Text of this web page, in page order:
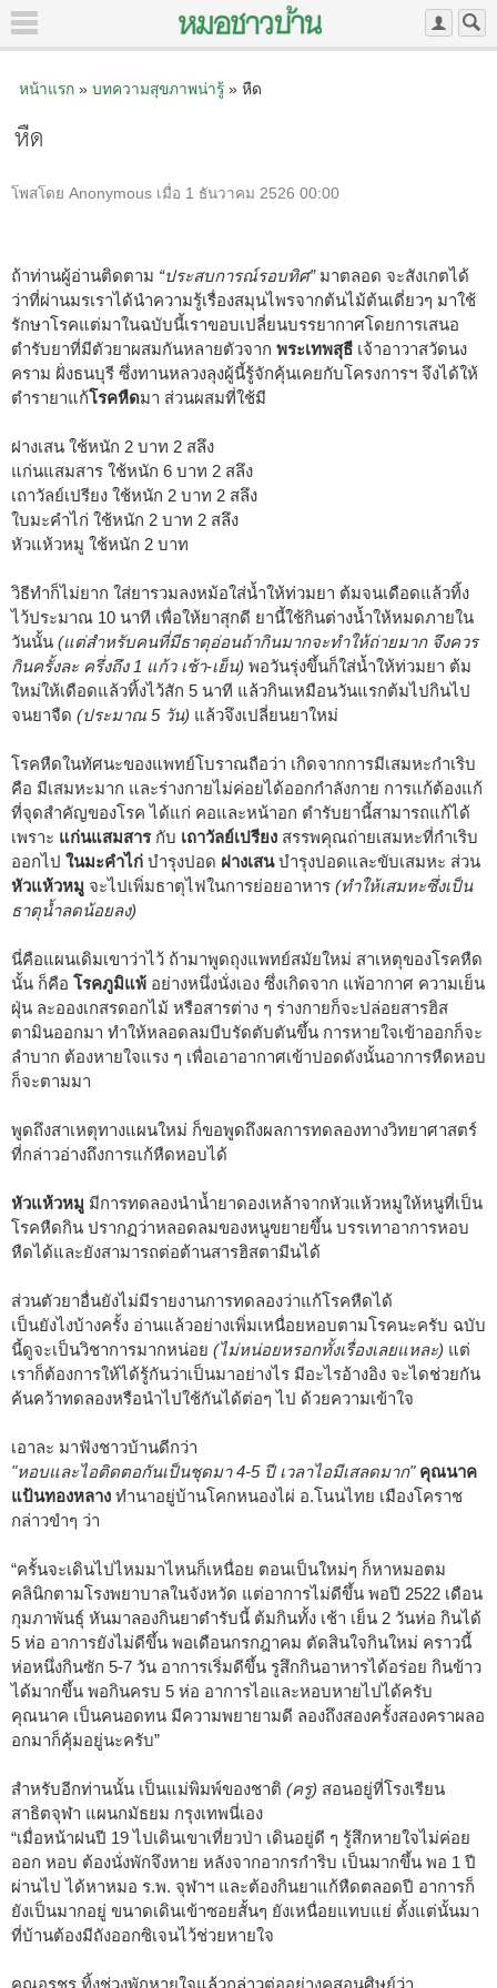
หน้าแรก» บทความสุขภาพน่ารู้» หืด
หืด
โพสโดย Anonymous เมื่อ 1 ธันวาคม 2526 00:00
ถ้าท่านผู้อ่านติดตาม “ประสบการณ์รอบทิศ”มาตลอด จะสังเกตได้
ว่าที่ผ่านมรเราได้นำความรู้เรื่องสมุนไพรจากต้นไม้ต้นเดี่ยวๆ มาใช้
รักษาโรคแต่มาในฉบับนี้เราขอบเปลี่ยนบรรยากาศโดยการเสนอ
ตำรับยาที่มีตัวยาผสมกันหลายตัวจาก พระเทพสุธี เจ้าอาวาสวัดนง
คราม ฝั่งธนบุรี ซึ่งทานหลวงลุงผู้นี้รู้จักคุ้นเคยกับโครงการฯ จึงได้ให้
ตำรายาแก้โรคหืดมา ส่วนผสมที่ใช้มี
ฝางเสน ใช้หนัก 2 บาท 2 สลึง
แก่นแสมสาร ใช้หนัก 6 บาท 2 สลึง
เถาวัลย์เปรียง ใช้หนัก 2 บาท 2 สลึง
ใบมะคำไก่ ใช้หนัก 2 บาท 2 สลึง
หัวแห้วหมู ใช้หนัก 2 บาท
วิธีทำก็ไม่ยาก ใส่ยารวมลงหม้อใส่น้ำให้ท่วมยา ต้มจนเดือดแล้วทิ้ง
ไว้ประมาณ 10 นาที เพื่อให้ยาสุกดี ยานี้ใช้กินต่างน้ำให้หมดภายใน
วันนั้น (แต่สำหรับคนที่มีธาตุอ่อนถ้ากินมากจะทำให้ถ่ายมาก จึงควร
กินครั้งละ ครึ่งถึง 1 แก้ว เช้า-เย็น) พอวันรุ่งขึ้นก็ใส่น้ำให้ท่วมยา ต้ม
ใหม่ให้เดือดแล้วทิ้งไว้สัก 5 นาที แล้วกินเหมือนวันแรกต้มไปกินไป
จนยาจืด (ประมาณ 5 วัน) แล้วจึงเปลี่ยนยาใหม่
โรคหืดในทัศนะของแพทย์โบราณถือว่า เกิดจากการมีเสมหะกำเริบ
คือ มีเสมหะมาก และร่างกายไม่ค่อยได้ออกกำลังกาย การแก้ต้องแก้
ที่จุดสำคัญของโรค ได้แก่ คอและหน้าอก ตำรับยานี้สามารถแก้ได้
เพราะ แก่นแสมสารกับ เถาวัลย์เปรียง สรรพคุณถ่ายเสมหะที่กำเริบ
ออกไป ในมะคำไก่ บำรุงปอด ฝางเสนบำรุงปอดและขับเสมหะ ส่วน
หัวแห้วหมู จะไปเพิ่มธาตุไฟในการย่อยอาหาร (ทำให้เสมหะซึ่งเป็น
ธาตุน้ำลดน้อยลง)
นี่คือแผนเดิมเขาว่าไว้ ถ้ามาพูดถุงแพทย์สมัยใหม่ สาเหตุของโรคหืด
นั้น ก็คือ โรคภูมิแพ้ อย่างหนึ่งนั่งเอง ซึ่งเกิดจาก แพ้อากาศ ความเย็น
ฝุ่น ละอองเกสรดอกไม้ หรือสารต่าง ๆ ร่างกายก็จะปล่อยสารฮิส
ตามินออกมา ทำให้หลอดลมบีบรัดตับตันขึ้น การหายใจเข้าออกก็จะ
ลำบาก ต้องหายใจแรง ๆ เพื่อเอาอากาศเข้าปอดดังนั้นอาการหืดหอบ
ก็จะตามมา
พูดถึงสาเหตุทางแผนใหม่ ก็ขอพูดถึงผลการทดลองทางวิทยาศาสตร์
ที่กล่าวอ่างถึงการแก้หืดหอบได้
หัวแห้วหมู มีการทดลองนำน้ำยาดองเหล้าจากหัวแห้วหมูให้หนูที่เป็น
โรคหืดกิน ปรากฏว่าหลอดลมของหนูขยายขึ้น บรรเทาอาการหอบ
หืดได้และยังสามารถต่อต้านสารฮิสตามีนได้
ส่วนตัวยาอื่นยังไม่มีรายงานการทดลองว่าแก้โรคหืดได้
เป็นยังไงบ้างครั้ง อ่านแล้วอย่างเพิ่มเหนื่อยหอบตามโรคนะครับ ฉบับ
นี้ดูจะเป็นวิชาการมากหน่อย (ไม่หน่อยหรอกทั้งเรื่องเลยแหละ) แต่
เราก็ต้องการให้ได้รู้กันว่าเป็นมาอย่างไร มีอะไรอ้างอิง จะไดช่วยกัน
ค้นคว้าทดลองหรือนำไปใช้กันได้ต่อๆ ไป ด้วยความเข้าใจ
เอาละ มาฟังชาวบ้านดีกว่า
"หอบและไอติดตอกันเป็นชุดมา 4-5 ปี เวลาไอมีเสลดมาก"คุณนาค
แป้นทองหลาง ทำนาอยู่บ้านโคกหนองไผ่ อ.โนนไทย เมืองโคราช
กล่าวขำๆ ว่า
“ครั้นจะเดินไปไหมมาไหนก็เหนื่อย ตอนเป็นใหม่ๆ ก็หาหมอตม
คลินิกตามโรงพยาบาลในจังหวัด แต่อาการไม่ดีขึ้น พอปี 2522 เดือน
กุมภาพันธุ์ หันมาลองกินยาตำรับนี้ ต้มกินทั้ง เช้า เย็น 2 วันห่อ กินได้
5 ห่อ อาการยังไม่ดีขึ้น พอเดือนกรกฎาคม ตัดสินใจกินใหม่ คราวนี้
ห่อหนึ่งกินซัก 5-7 วัน อาการเริ่มดีขึ้น รูสึกกินอาหารได้อร่อย กินข้าว
ได้มากขึ้น พอกินครบ 5 ห่อ อาการไอและหอบหายไปได้ครับ
คุณนาค เป็นคนอดทน มีความพยายามดี ลองถึงสองครั้งสองคราผลอ
อกมาก็คุ้มอยู่นะครับ”
สำหรับอีกท่านนั้น เป็นแม่พิมพ์ของชาติ (ครู) สอนอยู่ที่โรงเรียน
สาธิตจุฬา แผนกมัธยม กรุงเทพนี่เอง
“เมื่อหน้าฝนปี 19 ไปเดินเขาเที่ยวป่า เดินอยู่ดี ๆ รู้สึกหายใจไม่ค่อย
ออก หอบ ต้องนั่งพักจึงหาย หลังจากอากรกำริบ เป็นมากขึ้น พอ 1 ปี
ผ่านไป ได้หาหมอ ร.พ. จุฬาฯ และต้องกินยาแก้หืดตลอดปี อาการก็
ยังเป็นมากอยู่ ขนาดเดินเข้าซอยสั้นๆ ยังเหนื่อยแทบแย่ ตั้งแต่นั้นมา
ที่บ้านต้องมีถังออกซิเจนไว้ช่วยหายใจ
คุณอรชร ทิ้งช่วงพักหายใจแล้วกล่าวต่ออย่างคูสอนศิษย์ว่า